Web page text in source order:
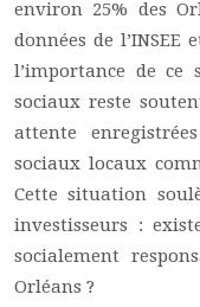
environ 25% des
données de
l’importance de ce
sociaux reste
attente
sociaux locaux
Cette situation
investisseurs :
socialement
Orléans ?